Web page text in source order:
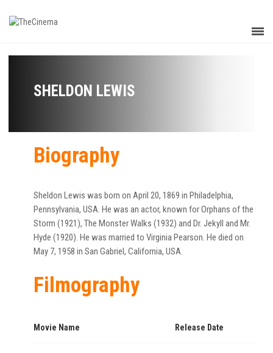
SHELDON LEWIS
Biography
Sheldon Lewis was born on April 20, 1869 in Philadelphia,
Pennsylvania, USA. He was an actor, known for Orphans of the
Storm (1921), The Monster Walks (1932) and Dr. Jekyll and Mr.
Hyde (1920). He was married to Virginia Pearson. He died on
May 7, 1958 in San Gabriel, California, USA.
Filmography
Movie Name Release Date